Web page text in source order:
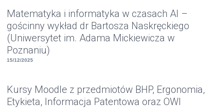
Matematyka i informatyka w czasach AI –
gościnny wykład dr Bartosza Naskręckiego
(Uniwersytet im. Adama Mickiewicza w
Poznaniu)
15/12/2025
Kursy Moodle z przedmiotów BHP, Ergonomia,
Etykieta, Informacja Patentowa oraz OWI